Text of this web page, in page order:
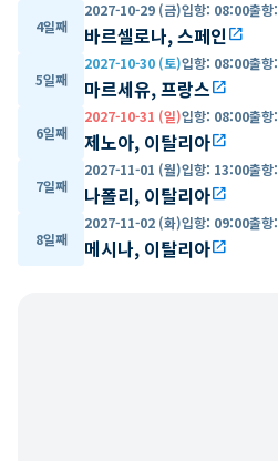
4일째
2027-10-29 (금)입항: 08:00출항:
바르셀로나, 스페인open_in_new
5일째
2027-10-30 (토)입항: 08:00출항:
마르세유, 프랑스open_in_new
6일째
2027-10-31 (일)입항: 08:00출항:
제노아, 이탈리아open_in_new
7일째
2027-11-01 (월)입항: 13:00출항:
나폴리, 이탈리아open_in_new
8일째
2027-11-02 (화)입항: 09:00출항:
메시나, 이탈리아open_in_new